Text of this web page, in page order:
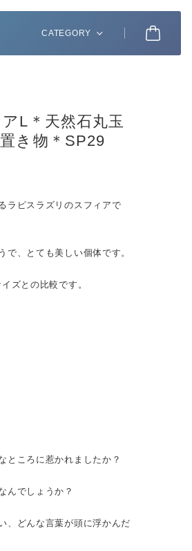
CATEGORY
L＊天然石丸玉
き物＊SP29
ラピスラズリのスフィアで
で、とても美しい個体です。
ズとの比較です。
ところに惹かれましたか？
んでしょうか？
、どんな言葉が頭に浮かんだ